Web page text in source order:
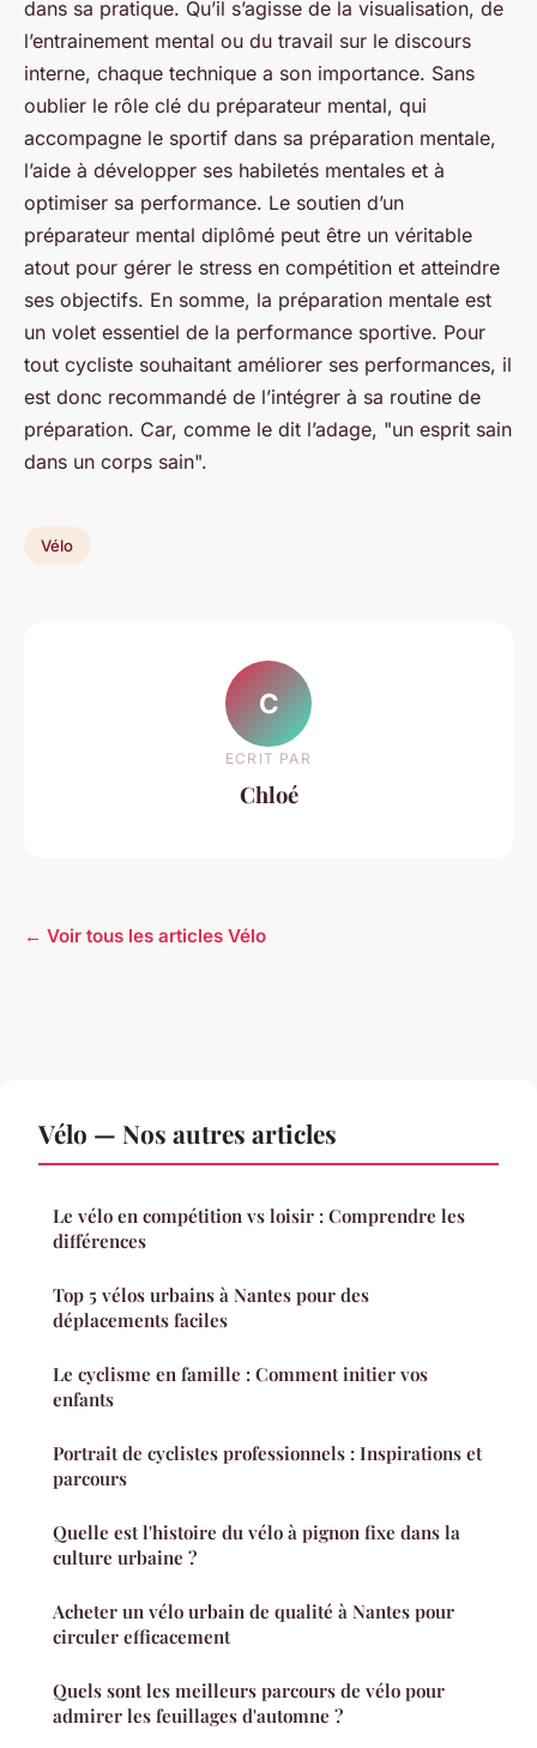
dans sa pratique. Qu’il s’agisse de la visualisation, de
l’entrainement mental ou du travail sur le discours
interne, chaque technique a son importance. Sans
oublier le rôle clé du préparateur mental, qui
accompagne le sportif dans sa préparation mentale,
l’aide à développer ses habiletés mentales et à
optimiser sa performance. Le soutien d’un
préparateur mental diplômé peut être un véritable
atout pour gérer le stress en compétition et atteindre
ses objectifs. En somme, la préparation mentale est
un volet essentiel de la performance sportive. Pour
tout cycliste souhaitant améliorer ses performances, il
est donc recommandé de l’intégrer à sa routine de
préparation. Car, comme le dit l’adage, "un esprit sain
dans un corps sain".
Vélo
C
ECRIT PAR
Chloé
← Voir tous les articles Vélo
Vélo — Nos autres articles
Le vélo en compétition vs loisir : Comprendre les
différences
Top 5 vélos urbains à Nantes pour des
déplacements faciles
Le cyclisme en famille : Comment initier vos
enfants
Portrait de cyclistes professionnels : Inspirations et
parcours
Quelle est l'histoire du vélo à pignon fixe dans la
culture urbaine ?
Acheter un vélo urbain de qualité à Nantes pour
circuler efficacement
Quels sont les meilleurs parcours de vélo pour
admirer les feuillages d'automne ?